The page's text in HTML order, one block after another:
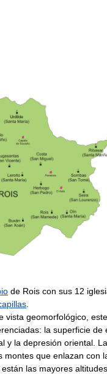
de Rois con sus 12
vista geomorfológico,
la superficie de
y la depresión oriental.
montes que enlazan con
las mayores